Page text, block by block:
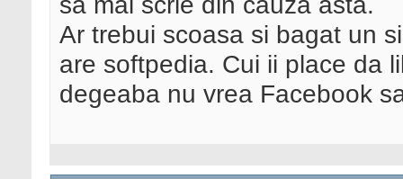
Ar trebui scoasa si bagat un
are softpedia. Cui ii place da
degeaba nu vrea Facebook